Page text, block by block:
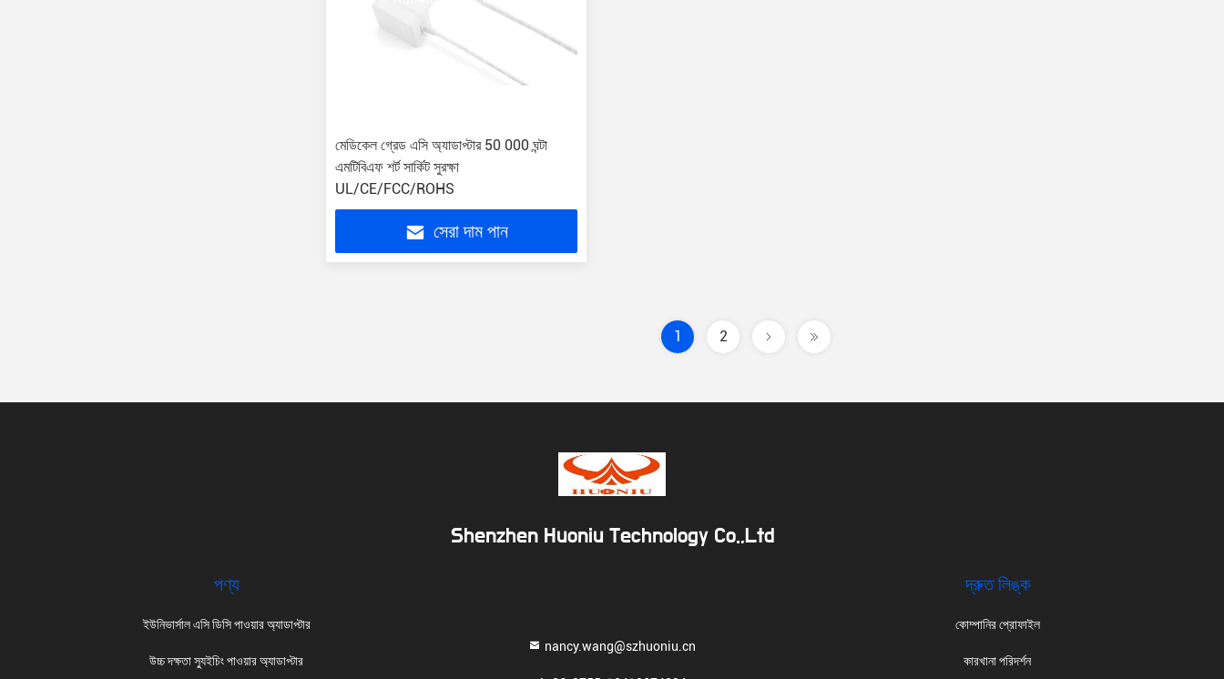
মেডিকেল গ্রেড এসি অ্যাডাপ্টার 50 000 ঘন্টা
এমটিবিএফ শর্ট সার্কিট সুরক্ষা
UL/CE/FCC/ROHS
সেরা দাম পান
1 2
Shenzhen Huoniu Technology Co.,Ltd
পণ্য
ইউনিভার্সাল এসি ডিসি পাওয়ার অ্যাডাপ্টার
উচ্চ দক্ষতা স্যুইচিং পাওয়ার অ্যাডাপ্টার
nancy.wang@szhuoniu.cn
দ্রুত লিঙ্ক
কোম্পানির প্রোফাইল
কারখানা পরিদর্শন